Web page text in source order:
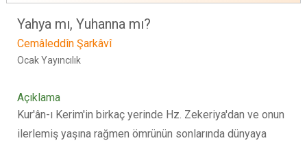
Yahya mı, Yuhanna mı?
Cemâleddîn Şarkâvî
Ocak Yayıncılık
Açıklama
Kur'ân-ı Kerim'in birkaç yerinde Hz. Zekeriya'dan ve onun
ilerlemiş yaşına rağmen ömrünün sonlarında dünyaya